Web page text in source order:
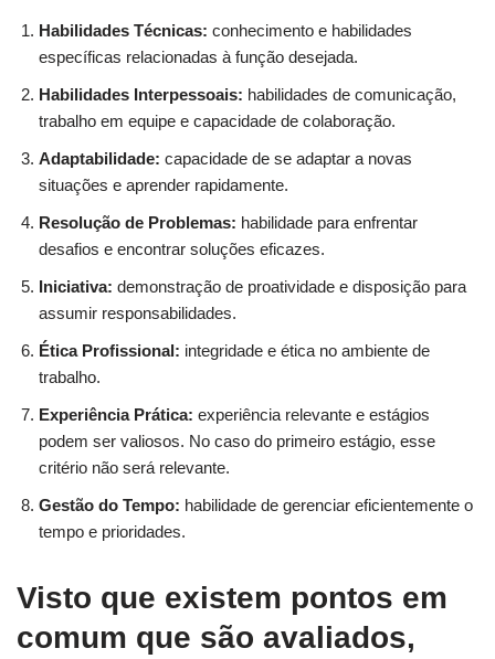
Habilidades Técnicas: conhecimento e habilidades
específicas relacionadas à função desejada.
Habilidades Interpessoais: habilidades de comunicação,
trabalho em equipe e capacidade de colaboração.
Adaptabilidade: capacidade de se adaptar a novas
situações e aprender rapidamente.
Resolução de Problemas: habilidade para enfrentar
desafios e encontrar soluções eficazes.
Iniciativa: demonstração de proatividade e disposição para
assumir responsabilidades.
Ética Profissional: integridade e ética no ambiente de
trabalho.
Experiência Prática: experiência relevante e estágios
podem ser valiosos. No caso do primeiro estágio, esse
critério não será relevante.
Gestão do Tempo: habilidade de gerenciar eficientemente o
tempo e prioridades.
Visto que existem pontos em
comum que são avaliados,